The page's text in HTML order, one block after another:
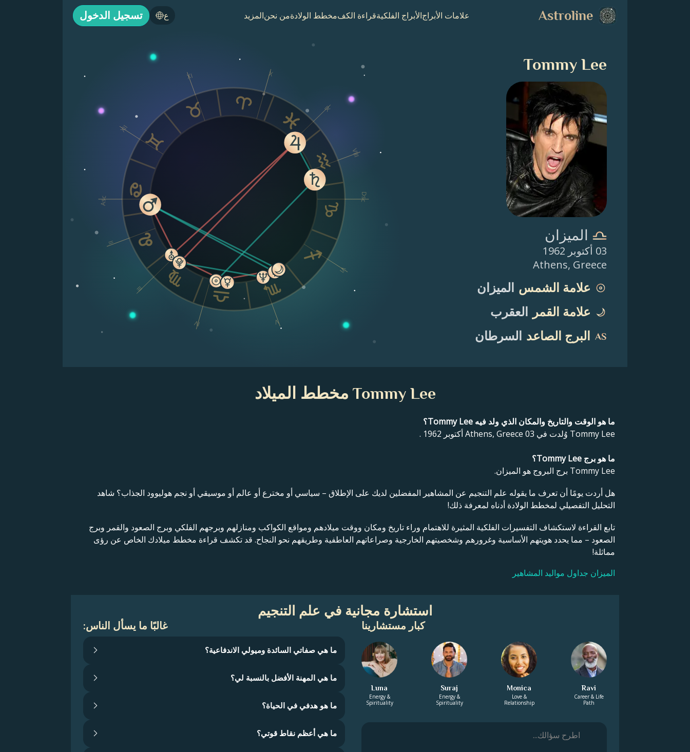
Astroline علامات الأبراجالأبراج الفلكيةقراءة الكفمخطط الولادةمن نحنالمزيد ع تسجيل الدخول
Tommy Lee
الميزان
03 أكتوبر 1962
Athens, Greece
علامة الشمس
الميزان
علامة القمر
العقرب
البرج الصاعد
السرطان
Asc
II
III
IV V
VI
Dsc
VIII
IX
X
XI
XII
Tommy Lee مخطط الميلاد
ما هو الوقت والتاريخ والمكان الذي ولد فيه Tommy Lee؟
Tommy Lee وُلدت في Athens, Greece 03 أكتوبر 1962 .
ما هو برج Tommy Lee؟
Tommy Lee برج البروج هو الميزان.
هل أردت يومًا أن تعرف ما يقوله علم التنجيم عن المشاهير المفضلين لديك على الإطلاق – سياسي أو مخترع أو عالم أو موسيقي أو نجم هوليوود الجذاب؟ شاهد
التحليل التفصيلي لمخطط الولادة أدناه لمعرفة ذلك!
تابع القراءة لاستكشاف التفسيرات الفلكية المثيرة للاهتمام وراء تاريخ ومكان ووقت ميلادهم ومواقع الكواكب ومنازلهم وبرجهم الفلكي وبرج الصعود والقمر وبرج
الصعود – مما يحدد هويتهم الأساسية وغرورهم وشخصيتهم الخارجية وصراعاتهم العاطفية وطريقهم نحو النجاح. قد تكشف قراءة مخطط ميلادك الخاص عن رؤى
مماثلة!
الميزان جداول مواليد المشاهير
استشارة مجانية في علم التنجيم
كبار مستشارينا
Ravi
Career & Life
Path
Monica
Love &
Relationship
Suraj
Energy &
Spirituality
Luna
Energy &
Spirituality
غالبًا ما يسأل الناس:
ما هي صفاتي السائدة وميولي الاندفاعية؟
ما هي المهنة الأفضل بالنسبة لي؟
ما هو هدفي في الحياة؟
ما هي أعظم نقاط قوتي؟